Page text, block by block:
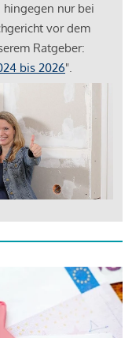
hingegen nur bei
vor dem
Ratgeber:
bis 2026".